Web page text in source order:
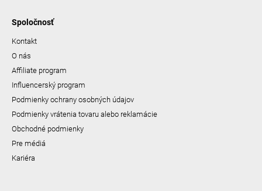
Spoločnosť
Kontakt
O nás
Affiliate program
Influencerský program
Podmienky ochrany osobných údajov
Podmienky vrátenia tovaru alebo reklamácie
Obchodné podmienky
Pre médiá
Kariéra